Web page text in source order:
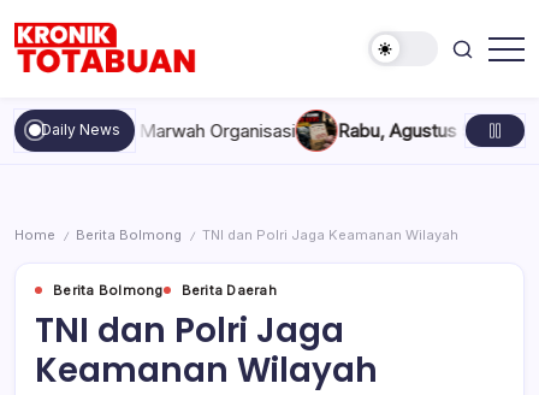
content
Totabuan
hari
ini
Kronik
Daily News
dan Marwah Organisasi Rabu, Agustus 5, 2026 , 11:44
Home / Berita Bolmong / TNI dan Polri Jaga Keamanan Wilayah
Berita Bolmong Berita Daerah
TNI dan Polri Jaga
Keamanan Wilayah